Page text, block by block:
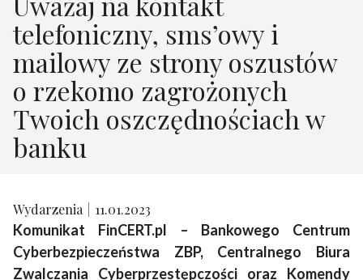
telefoniczny, sms’owy i
mailowy ze strony oszustów
o rzekomo zagrożonych
Twoich oszczędnościach w
banku
Wydarzenia 11.01.2023
Komunikat FinCERT.pl – Bankowego Centrum
Cyberbezpieczeństwa ZBP, Centralnego Biura
Zwalczania Cyberprzestępczości oraz Komendy